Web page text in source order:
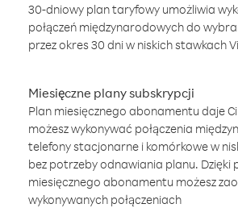
30-dniowy plan taryfowy umożliwia
połączeń międzynarodowych do
przez okres 30 dni w niskich stawkach
Miesięczne plany subskrypcji
Plan miesięcznego abonamentu daje
możesz wykonywać połączenia
telefony stacjonarne i komórkowe w
bez potrzeby odnawiania planu. Dzięki
miesięcznego abonamentu możesz
wykonywanych połączeniach